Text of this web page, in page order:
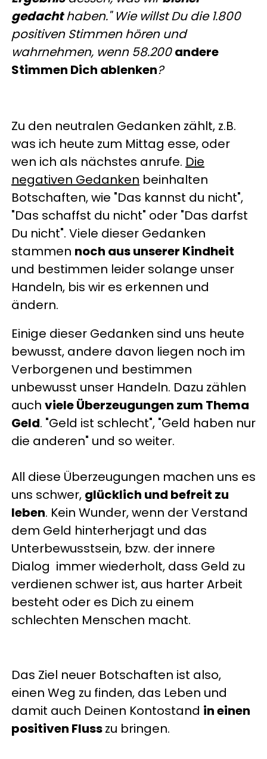
gedachthaben." Wie willst Du die 1.800
positiven Stimmen hören und
wahrnehmen, wenn 58.200andere
Stimmen Dich ablenken?
Zu den neutralen Gedanken zählt, z.B.
was ich heute zum Mittag esse, oder
wen ich als nächstes anrufe. Die
negativen Gedanken beinhalten
Botschaften, wie "Das kannst du nicht",
"Das schaffst du nicht" oder "Das darfst
Du nicht". Viele dieser Gedanken
stammen noch aus unserer Kindheit
und bestimmen leider solange unser
Handeln, bis wir es erkennen und
ändern.
Einige dieser Gedanken sind uns heute
bewusst, andere davon liegen noch im
Verborgenen und bestimmen
unbewusst unser Handeln. Dazu zählen
auch viele Überzeugungen zum Thema
Geld. "Geld ist schlecht", "Geld haben nur
die anderen" und so weiter.
All diese Überzeugungen machen uns es
uns schwer, glücklich und befreit zu
leben. Kein Wunder, wenn der Verstand
dem Geld hinterherjagt und das
Unterbewusstsein, bzw. der innere
Dialog immer wiederholt, dass Geld zu
verdienen schwer ist, aus harter Arbeit
besteht oder es Dich zu einem
schlechten Menschen macht.
Das Ziel neuer Botschaften ist also,
einen Weg zu finden, das Leben und
damit auch Deinen Kontostand in einen
positiven Flusszu bringen.